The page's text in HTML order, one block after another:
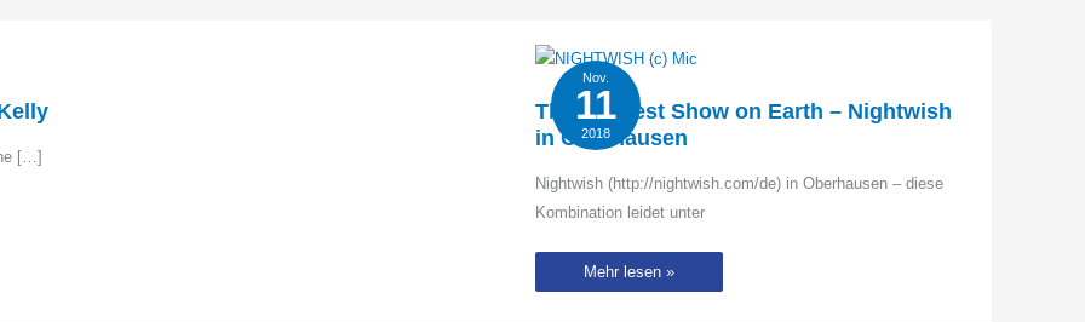
[…]
Nov.
11
2018
The greatest Show on Earth – Nightwish
in Oberhausen
Nightwish (http://nightwish.com/de) in Oberhausen – diese
Kombination leidet unter
The
Mehr lesen »